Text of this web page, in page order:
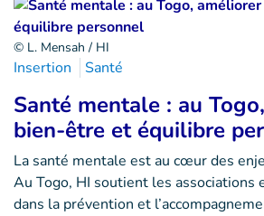
© L. Mensah / HI
Insertion Santé
Santé mentale : au
bien-être et équilibre
La santé mentale est au cœur des
Au Togo, HI soutient les associations
dans la prévention et